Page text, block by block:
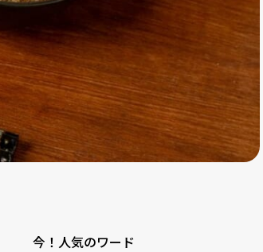
今！人気のワード